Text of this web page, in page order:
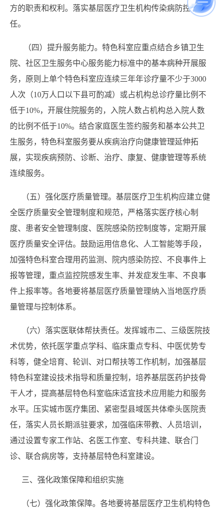
方的职责和权利。落实基层医疗卫生机构传染病防控责
任。
（四）提升服务能力。特色科室应重点结合乡镇卫生
院、社区卫生服务中心服务能力标准中的基本病种开展服
务，原则上单个特色科室应连续三年年诊疗量不少于3000
人次（10万人口以下县可酌减）或占机构总诊疗量比例不
低于10%，开展住院服务的，入院人数占机构总入院人数
的比例不低于10%。结合家庭医生签约服务和基本公共卫
生服务，特色科室服务要从疾病治疗向健康管理延伸拓
展，实现疾病预防、诊断、治疗、康复、健康管理等系统
连续服务。
（五）强化医疗质量管理。基层医疗卫生机构应建立健
全医疗质量安全管理制度和规范，严格落实医疗核心制
度、患者安全管理制度、医院感染防控制度等，定期开展
医疗质量安全评估。鼓励运用信息化、人工智能等手段，
加强特色科室合理用药监测、院内感染防控、不良事件上
报等管理，重点监控院感发生率、并发症发生率、不良事
件上报率等。各地要将基层医疗质量管理纳入当地医疗质
量管理与控制体系。
（六）落实医联体帮扶责任。发挥城市二、三级医院技
术优势，依托医学重点学科、临床重点专科、中医优势专
科等，健全培育、轮训、对口帮扶等工作机制，加强基层
特色科室建设技术指导和质量控制，培养基层医药护技骨
干人才，提高基层特色科室临床适宜技术应用能力和服务
水平。压实城市医疗集团、紧密型县域医共体牵头医院责
任，落实人员长期派驻要求，加强临床带教、人员培训，
通过设置专家工作站、名医工作室、专科共建、联合门
诊、联合病房等，支持基层特色科室建设。
三、强化政策保障和组织实施
（七）强化政策保障。各地要将基层医疗卫生机构特色